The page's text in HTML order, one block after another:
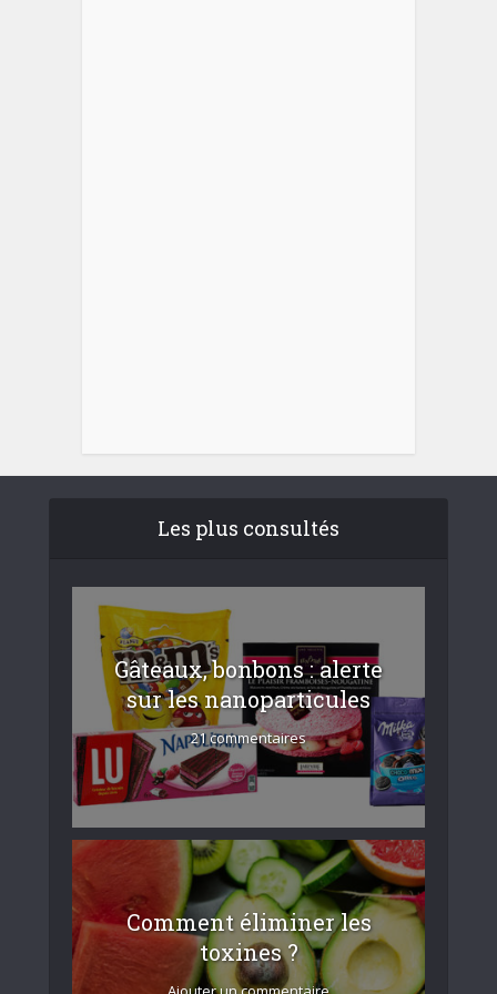
Les plus consultés
Gâteaux, bonbons : alerte
sur les nanoparticules
21 commentaires
Comment éliminer les
toxines ?